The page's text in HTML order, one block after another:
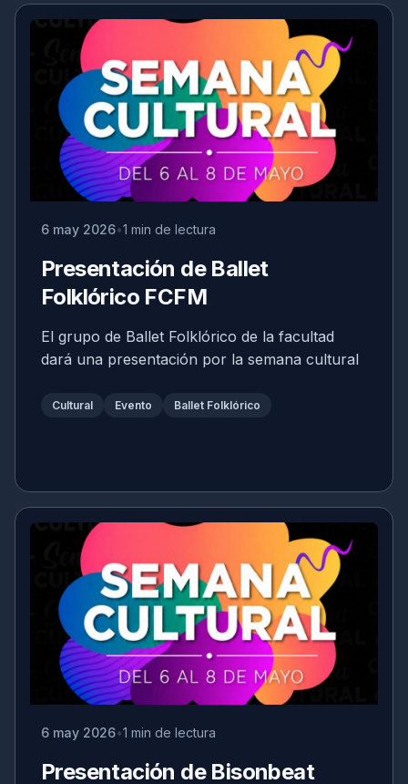
6 may 2026 1 min de lectura
Presentación de Ballet
Folklórico FCFM
El grupo de Ballet Folklórico de la facultad
dará una presentación por la semana cultural
Cultural Evento Ballet Folklórico
6 may 2026 1 min de lectura
Presentación de Bisonbeat